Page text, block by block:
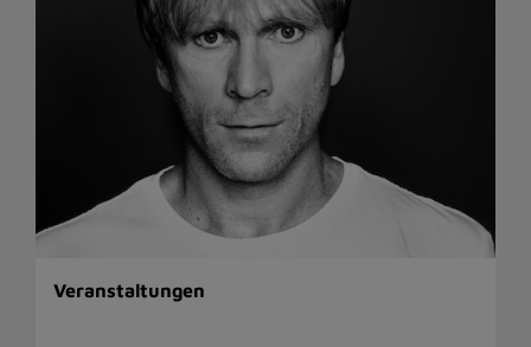
Veranstaltungen